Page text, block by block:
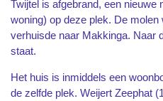
Twijtel is afgebrand, een
woning) op deze plek. De
verhuisde naar Makkinga. Naar
staat.
Het huis is inmiddels een
de zelfde plek. Weijert Zeephat